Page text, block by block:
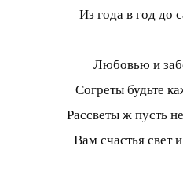
Из года в год до
Любовью и
Согреты будьте
Рассветы ж пусть
Вам счастья свет